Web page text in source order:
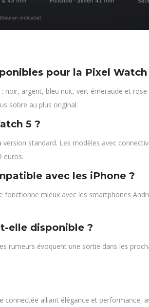
pour la Pixel Watch
noir, argent, bleu nuit, vert émeraude et
sobre au plus original.
5 ?
standard. Les modèles avec
euros.
avec les iPhone ?
fonctionne mieux avec les smartphones
elle disponible ?
rumeurs évoquent une sortie dans les
connectée alliant élégance et performance,